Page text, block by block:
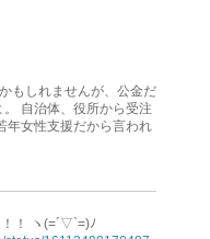
もしれませんが、公金だ
自治体、役所から受注
年女性支援だから言われ
！ ヽ(=´▽`=)ﾉ